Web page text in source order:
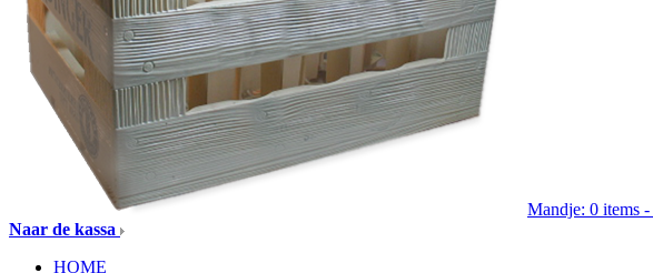
Mandje: 0 items -
Naar de kassa
HOME